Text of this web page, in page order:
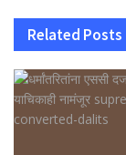
Related Posts